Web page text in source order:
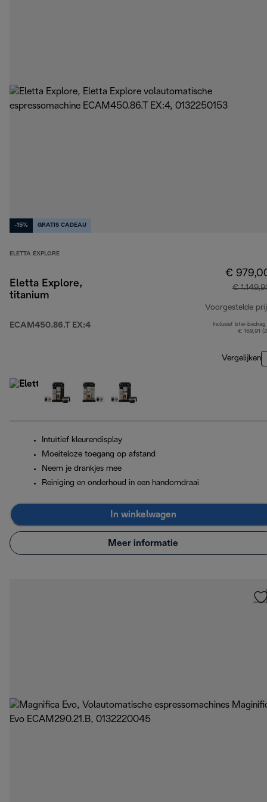
-15% GRATIS CADEAU
ELETTA EXPLORE
Eletta Explore,
titanium
ECAM450.86.T EX:4
€
€
Voorgestelde
Inclusief btw-bedrag
€ 169,91
Vergelijken
Intuïtief kleurendisplay
Moeiteloze toegang op afstand
Neem je drankjes mee
Reiniging en onderhoud in een handomdraai
In winkelwagen
Meer informatie